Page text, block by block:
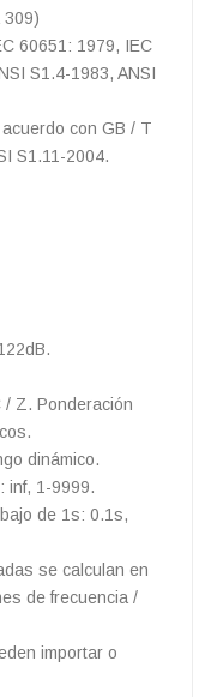
309)
60651: 1979, IEC
S1.4-1983, ANSI
con GB / T
S1.11-2004.
/ Z. Ponderación
dinámico.
inf, 1-9999.
de 1s: 0.1s,
se calculan en
de frecuencia /
importar o